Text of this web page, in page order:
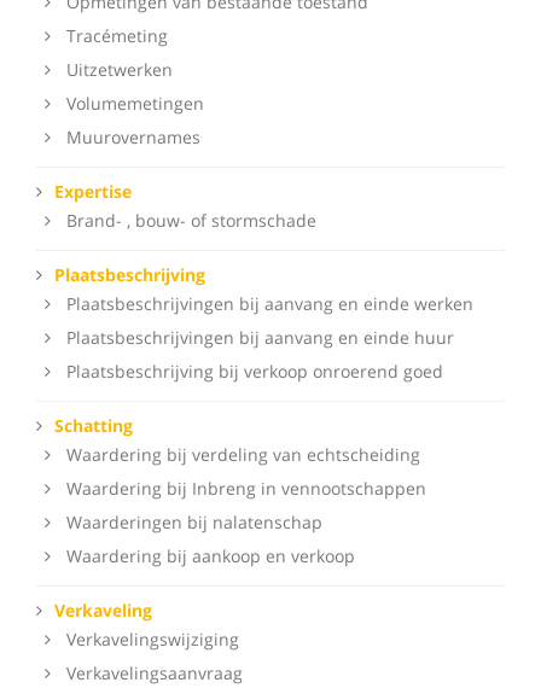
Tracémeting
Uitzetwerken
Volumemetingen
Muurovernames
Expertise
Brand- , bouw- of stormschade
Plaatsbeschrijving
Plaatsbeschrijvingen bij aanvang en einde werken
Plaatsbeschrijvingen bij aanvang en einde huur
Plaatsbeschrijving bij verkoop onroerend goed
Schatting
Waardering bij verdeling van echtscheiding
Waardering bij Inbreng in vennootschappen
Waarderingen bij nalatenschap
Waardering bij aankoop en verkoop
Verkaveling
Verkavelingswijziging
Verkavelingsaanvraag